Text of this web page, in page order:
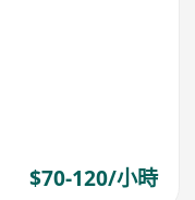
$70-120/小時